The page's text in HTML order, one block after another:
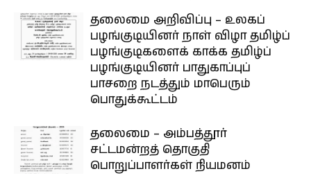
தலைமை அறிவிப்பு – உலகப்
பழங்குடியினர் நாள் விழா தமிழ்ப்
பழங்குடிகளைக் காக்க தமிழ்ப்
பழங்குடியினர் பாதுகாப்புப்
பாசறை நடத்தும் மாபெரும்
பொதுக்கூட்டம்
தலைமை – அம்பத்தூர்
சட்டமன்றத் தொகுதி
பொறுப்பாளர்கள் நியமனம்